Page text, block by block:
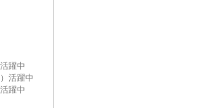
躍中
活躍中
躍中